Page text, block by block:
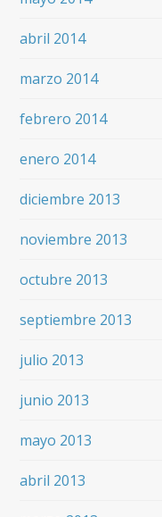
abril 2014
marzo 2014
febrero 2014
enero 2014
diciembre 2013
noviembre 2013
octubre 2013
septiembre 2013
julio 2013
junio 2013
mayo 2013
abril 2013